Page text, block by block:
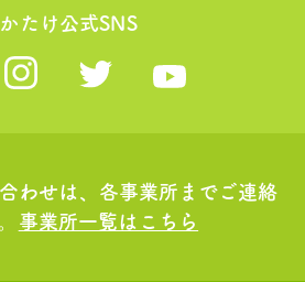
たけ公式SNS
わせは、各事業所までご連絡
事業所一覧はこちら